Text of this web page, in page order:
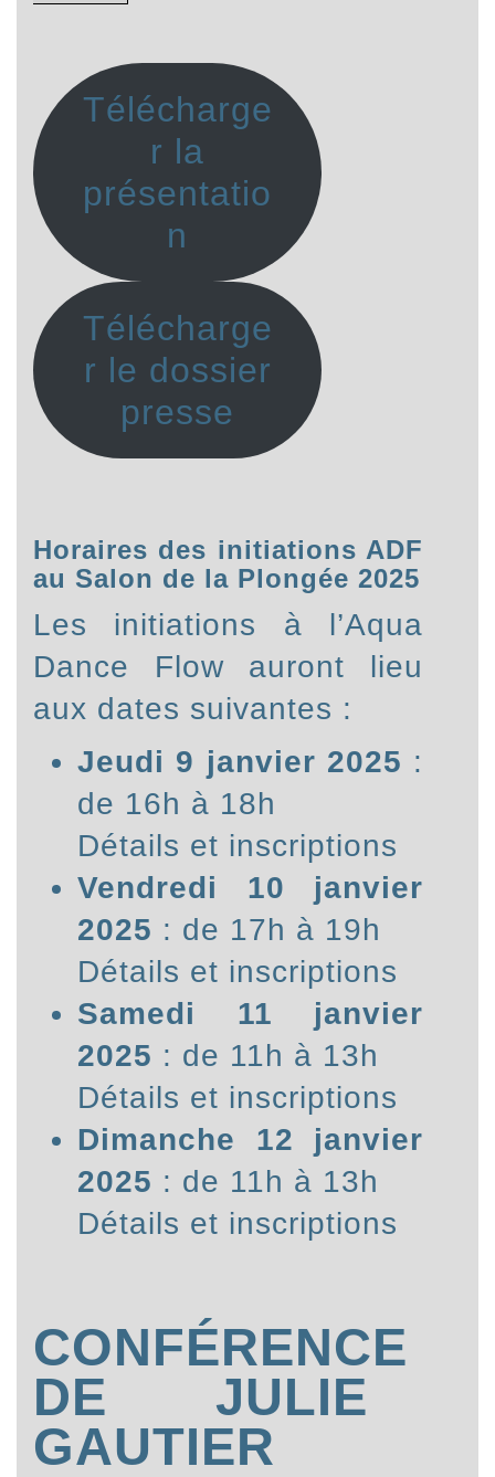
Télécharge
r la
présentatio
n
Télécharge
r le dossier
presse
Horaires des initiations ADF
au Salon de la Plongée 2025
Les initiations à l’Aqua
Dance Flow auront lieu
aux dates suivantes :
Jeudi 9 janvier 2025 :
de 16h à 18h
Détails et inscriptions
Vendredi 10 janvier
2025 : de 17h à 19h
Détails et inscriptions
Samedi 11 janvier
2025 : de 11h à 13h
Détails et inscriptions
Dimanche 12 janvier
2025 : de 11h à 13h
Détails et inscriptions
CONFÉRENCE
DE JULIE
GAUTIER